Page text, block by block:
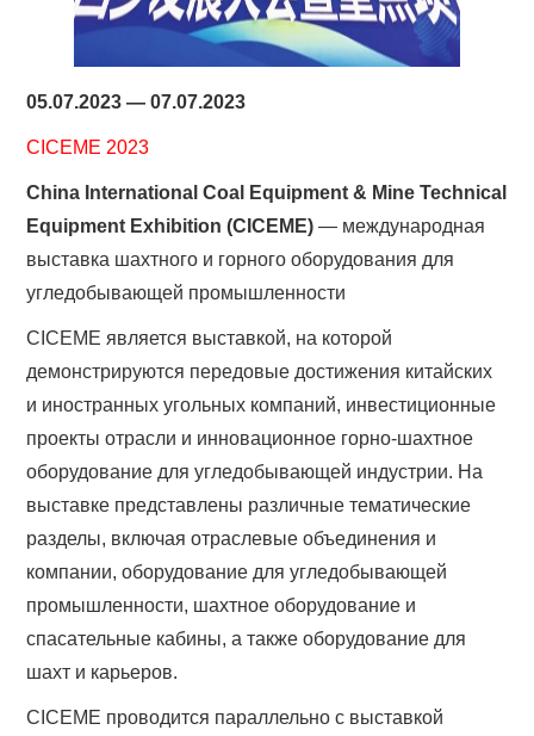
05.07.2023 — 07.07.2023
CICEME 2023
China International Coal Equipment & Mine Technical
Equipment Exhibition (CICEME) — международная
выставка шахтного и горного оборудования для
угледобывающей промышленности
CICEME является выставкой, на которой
демонстрируются передовые достижения китайских
и иностранных угольных компаний, инвестиционные
проекты отрасли и инновационное горно-шахтное
оборудование для угледобывающей индустрии. На
выставке представлены различные тематические
разделы, включая отраслевые объединения и
компании, оборудование для угледобывающей
промышленности, шахтное оборудование и
спасательные кабины, а также оборудование для
шахт и карьеров.
CICEME проводится параллельно с выставкой